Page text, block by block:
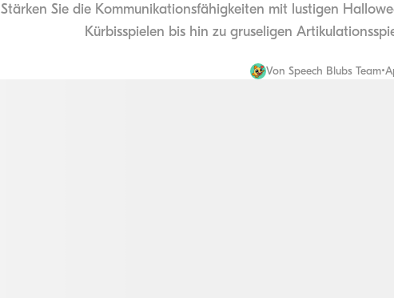
Stärken Sie die Kommunikationsfähigkeiten mit lustigen
Kürbisspielen bis hin zu gruseligen
Von Speech Blubs Team•